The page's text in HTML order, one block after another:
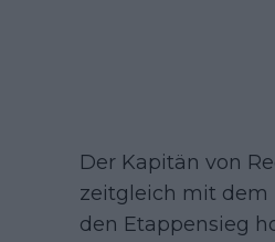
Der Kapitän von
zeitgleich mit dem
den Etappensieg